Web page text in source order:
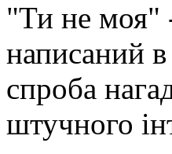
"Ти не моя"
написаний
спроба
штучного